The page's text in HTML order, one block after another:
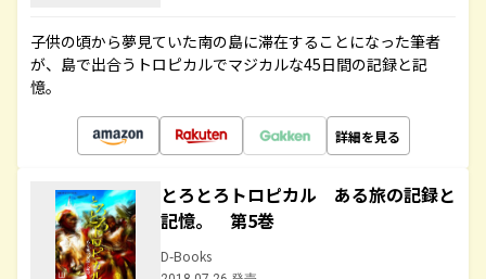
子供の頃から夢見ていた南の島に滞在することになった筆者
が、島で出合うトロピカルでマジカルな45日間の記録と記
憶。
詳細を見る
とろとろトロピカル ある旅の記録と
記憶。 第5巻
D-Books